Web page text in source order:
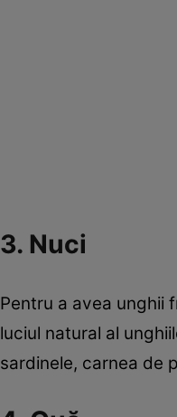
3. Nuci
Pentru a avea unghii
luciul natural al
sardinele, carnea de